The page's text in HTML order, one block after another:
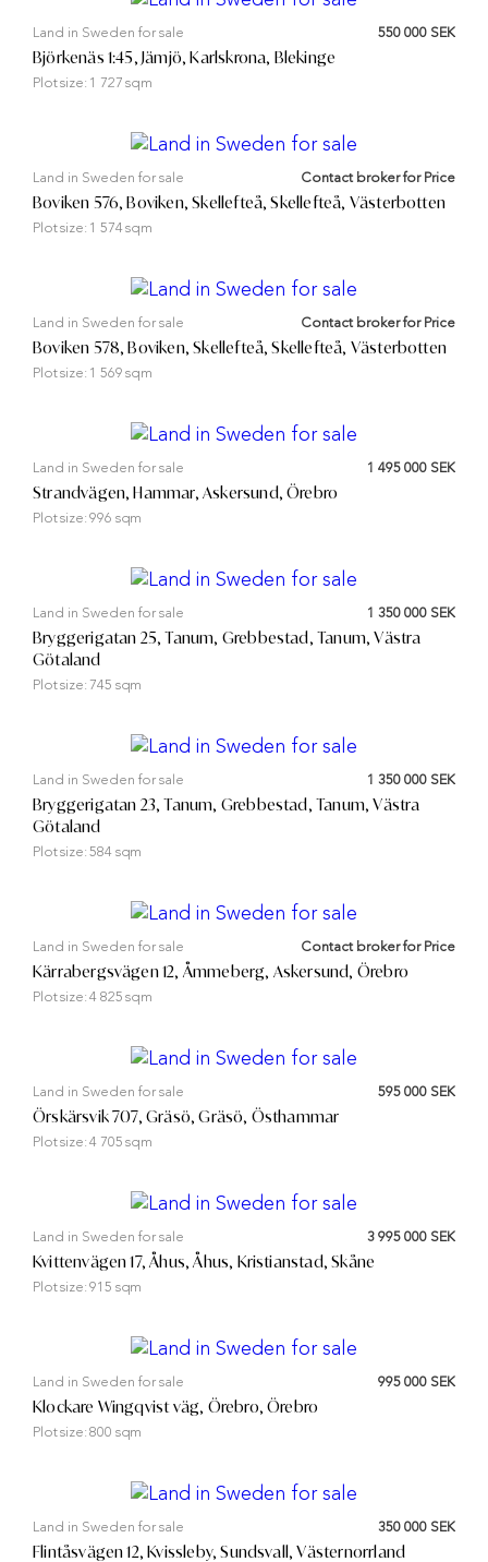
Land in Sweden for sale 550 000 SEK
Björkenäs 1:45, Jämjö, Karlskrona, Blekinge
Plot size: 1 727 sqm
Land in Sweden for sale Contact broker for Price
Boviken 576, Boviken, Skellefteå, Skellefteå, Västerbotten
Plot size: 1 574 sqm
Land in Sweden for sale Contact broker for Price
Boviken 578, Boviken, Skellefteå, Skellefteå, Västerbotten
Plot size: 1 569 sqm
Land in Sweden for sale 1 495 000 SEK
Strandvägen, Hammar, Askersund, Örebro
Plot size:996 sqm
Land in Sweden for sale 1 350 000 SEK
Bryggerigatan 25, Tanum, Grebbestad, Tanum, Västra
Götaland
Plot size: 745 sqm
Land in Sweden for sale 1 350 000 SEK
Bryggerigatan 23, Tanum, Grebbestad, Tanum, Västra
Götaland
Plot size:584 sqm
Land in Sweden for sale Contact broker for Price
Kärrabergsvägen 12, Åmmeberg, Askersund, Örebro
Plot size:4 825 sqm
Land in Sweden for sale 595 000 SEK
Örskärsvik 707, Gräsö, Gräsö, Östhammar
Plot size:4 705 sqm
Land in Sweden for sale 3 995 000 SEK
Kvittenvägen 17, Åhus, Åhus, Kristianstad, Skåne
Plot size:915 sqm
Land in Sweden for sale 995 000 SEK
Klockare Wingqvist väg, Örebro, Örebro
Plot size:800 sqm
Land in Sweden for sale 350 000 SEK
Flintåsvägen 12, Kvissleby, Sundsvall, Västernorrland